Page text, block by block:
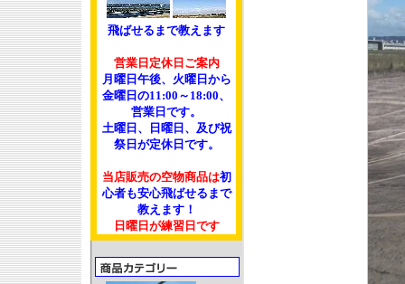
飛ばせるまで教えます
営業日定休日ご案内
月曜日午後、火曜日から
金曜日の11:00～18:00、
営業日です。
土曜日、日曜日、及び祝
祭日が定休日です。
当店販売の空物商品は初
心者も安心飛ばせるまで
教えます！
日曜日が練習日です